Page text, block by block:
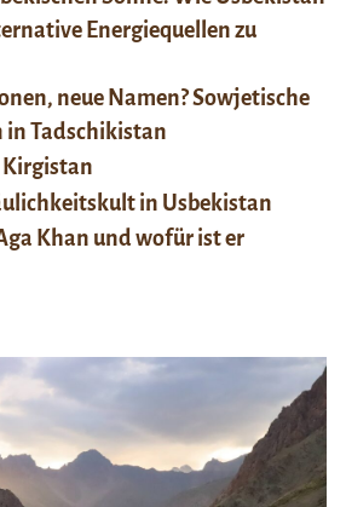
Energiequellen zu
neue Namen? Sowjetische
Tadschikistan
Kirgistan
in Usbekistan
Khan und wofür ist er